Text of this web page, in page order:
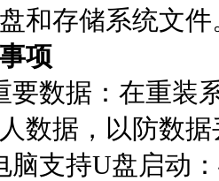
和存储系统文件
项
要数据：在重装
数据，以防数据
脑支持U盘启动